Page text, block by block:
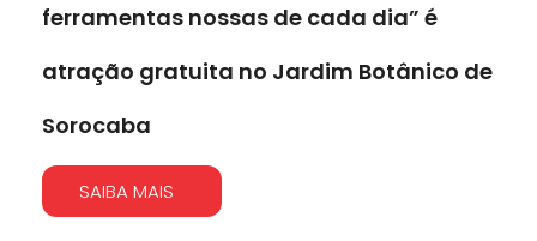
ferramentas nossas de cada dia” é
atração gratuita no Jardim Botânico de
Sorocaba
SAIBA MAIS